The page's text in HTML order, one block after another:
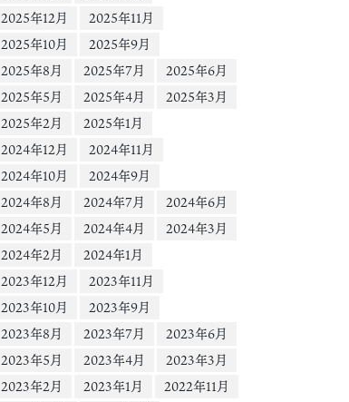
2025年12月
2025年11月
2025年10月
2025年9月
2025年8月
2025年7月
2025年6月
2025年5月
2025年4月
2025年3月
2025年2月
2025年1月
2024年12月
2024年11月
2024年10月
2024年9月
2024年8月
2024年7月
2024年6月
2024年5月
2024年4月
2024年3月
2024年2月
2024年1月
2023年12月
2023年11月
2023年10月
2023年9月
2023年8月
2023年7月
2023年6月
2023年5月
2023年4月
2023年3月
2023年2月
2023年1月
2022年11月